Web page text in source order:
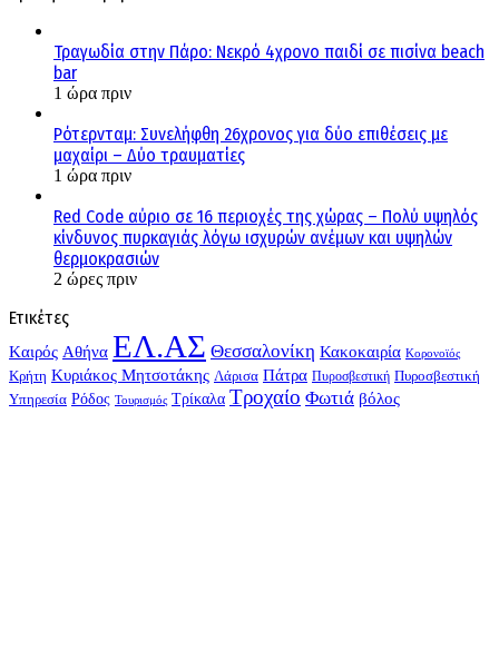
Τραγωδία στην Πάρο: Νεκρό 4χρονο παιδί σε πισίνα beach
bar
1 ώρα πριν
Ρότερνταμ: Συνελήφθη 26χρονος για δύο επιθέσεις με
μαχαίρι – Δύο τραυματίες
1 ώρα πριν
Red Code αύριο σε 16 περιοχές της χώρας – Πολύ υψηλός
κίνδυνος πυρκαγιάς λόγω ισχυρών ανέμων και υψηλών
θερμοκρασιών
2 ώρες πριν
Ετικέτες
Kαιρός Αθήνα ΕΛ.ΑΣ Θεσσαλονίκη Κακοκαιρία Κορονοϊός
Κρήτη Κυριάκος Μητσοτάκης Λάρισα Πάτρα Πυροσβεστική Πυροσβεστική
Υπηρεσία Ρόδος Τουρισμός Τρίκαλα Τροχαίο Φωτιά βόλος